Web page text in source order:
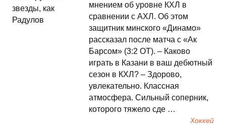
мнением об уровне КХЛ в
сравнении с АХЛ. Об этом
защитник минского «Динамо»
рассказал после матча с «Ак
Барсом» (3:2 ОТ). – Каково
играть в Казани в ваш дебютный
сезон в КХЛ? – Здорово,
увлекательно. Классная
атмосфера. Сильный соперник,
которого тяжело сде …
Хоккей